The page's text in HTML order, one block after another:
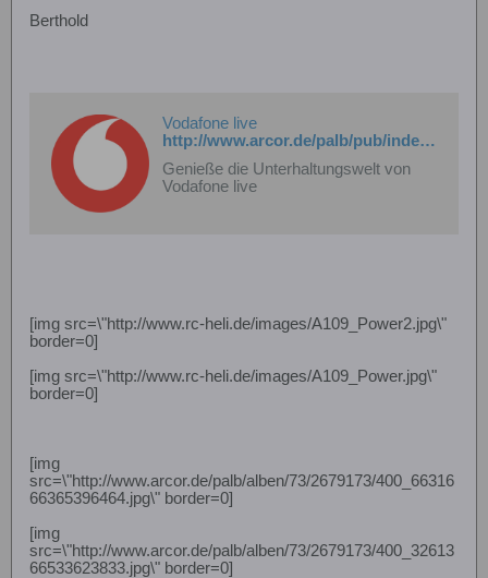
Berthold
Vodafone live
http://www.arcor.de/palb/pub/index.php?alb_action=viewAlbum&album_ID=16007&n
Genieße die Unterhaltungswelt von
Vodafone live
[img src=\"http://www.rc-heli.de/images/A109_Power2.jpg\"
border=0]
[img src=\"http://www.rc-heli.de/images/A109_Power.jpg\"
border=0]
[img
src=\"http://www.arcor.de/palb/alben/73/2679173/400_66316
66365396464.jpg\" border=0]
[img
src=\"http://www.arcor.de/palb/alben/73/2679173/400_32613
66533623833.jpg\" border=0]